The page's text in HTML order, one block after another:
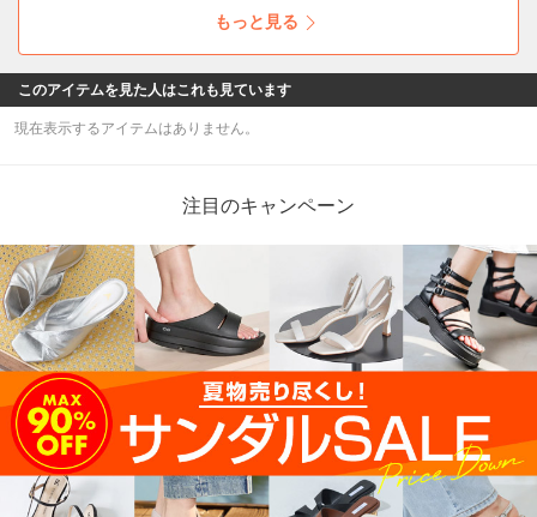
もっと見る
このアイテムを見た人はこれも見ています
現在表示するアイテムはありません。
注目のキャンペーン